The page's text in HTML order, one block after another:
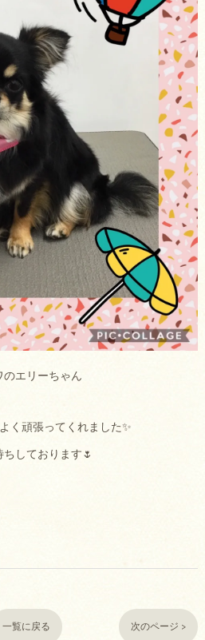
のエリーちゃん
く頑張ってくれました✨
ちしております🌷
一覧に戻る 次のページ >